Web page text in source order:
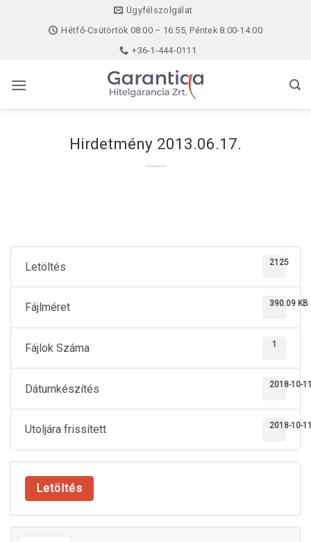
Ügyfélszolgálat
Hétfő-Csütörtök 08:00 – 16:55, Péntek 8:00-14:00
+36-1-444-0111
Hirdetmény 2013.06.17.
Letöltés 2125
Fájlméret 390.09 KB
Fájlok Száma 1
Dátumkészítés 2018-10-
Utoljára frissített 2018-10-
Letöltés